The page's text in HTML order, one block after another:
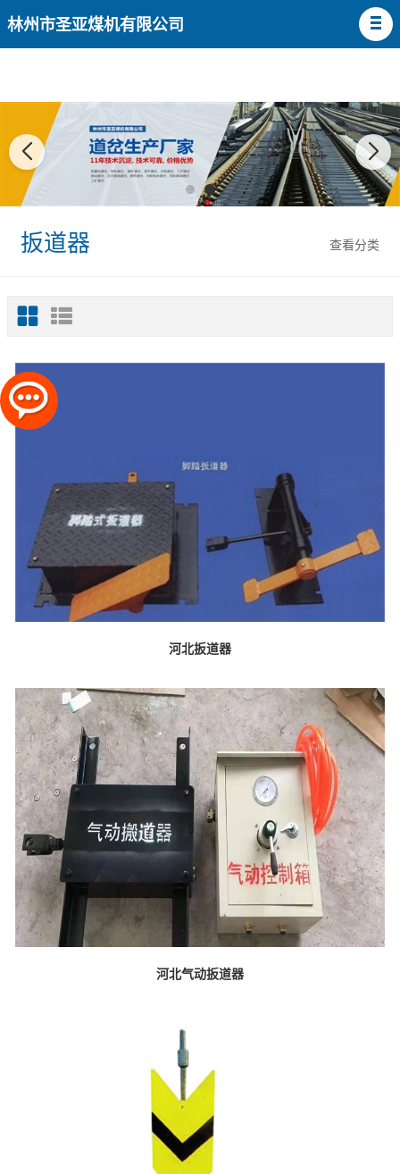
林州市圣亚煤机有限公司
查看分类
扳道器
河北扳道器
河北气动扳道器